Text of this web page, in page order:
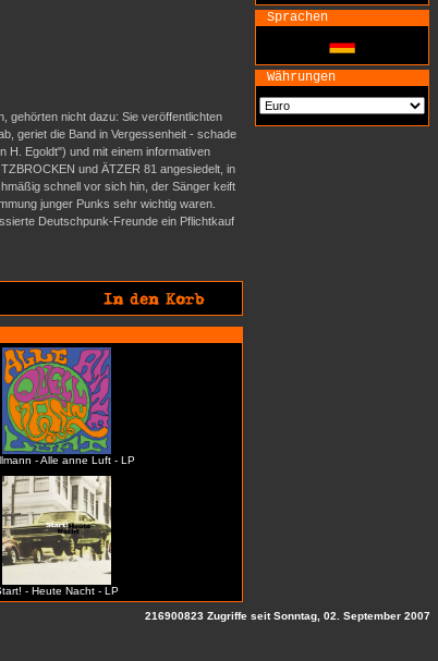
gehörten nicht dazu: Sie veröffentlichten
geriet die Band in Vergessenheit - schade
H. Egoldt") und mit einem informativen
und ÄTZER 81 angesiedelt, in
schnell vor sich hin, der Sänger keift
junger Punks sehr wichtig waren.
Deutschpunk-Freunde ein Pflichtkauf
- Alle anne Luft - LP
- Heute Nacht - LP
Sprachen
Währungen
216900823 Zugriffe seit Sonntag, 02. September 2007